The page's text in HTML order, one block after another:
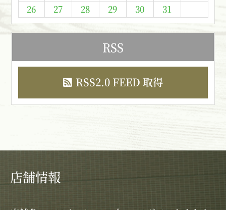
26
27 28 29 30 31
RSS
RSS2.0 FEED 取得
店舗情報